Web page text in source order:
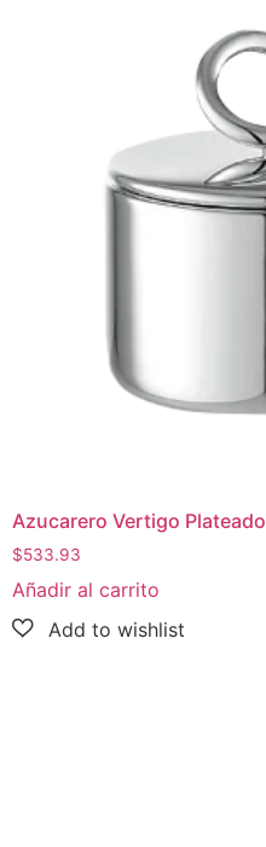
Azucarero Vertigo Plateado
$533.93
Añadir al carrito